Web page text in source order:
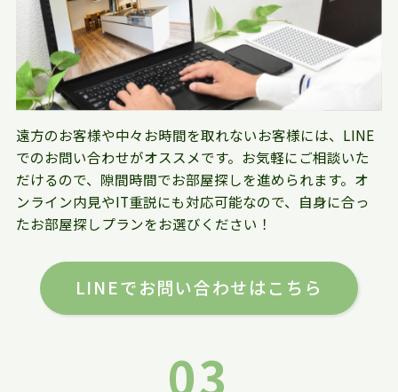
遠方のお客様や中々お時間を取れないお客様には、LINE
でのお問い合わせがオススメです。お気軽にご相談いた
だけるので、隙間時間でお部屋探しを進められます。オ
ンライン内見やIT重説にも対応可能なので、自身に合っ
たお部屋探しプランをお選びください！
LINEでお問い合わせはこちら
03